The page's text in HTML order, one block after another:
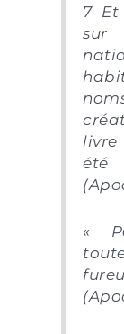
7
sur
été
«